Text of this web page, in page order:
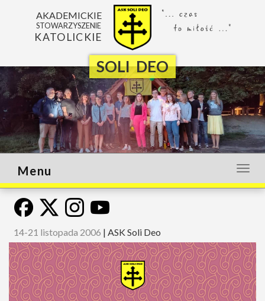
SOLI DEO
AKADEMICKIE
STOWARZYSZENIE
KATOLICKIE
lub
Menu
14-21 listopada 2006 | ASK Soli Deo